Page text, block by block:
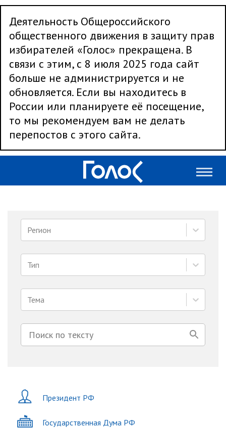
Деятельность Общероссийского
общественного движения в защиту прав
избирателей «Голос» прекращена. В
связи с этим, с 8 июля 2025 года сайт
больше не администрируется и не
обновляется. Если вы находитесь в
России или планируете её посещение,
то мы рекомендуем вам не делать
перепостов с этого сайта.
Регион
Тип
Тема
Президент РФ
Государственная Дума РФ